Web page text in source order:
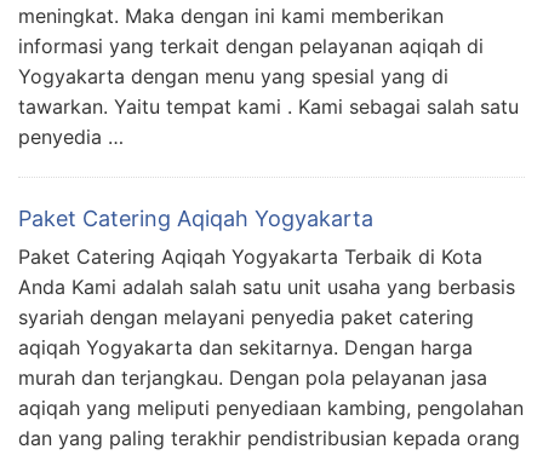
meningkat. Maka dengan ini kami memberikan
informasi yang terkait dengan pelayanan aqiqah di
Yogyakarta dengan menu yang spesial yang di
tawarkan. Yaitu tempat kami . Kami sebagai salah satu
penyedia …
Paket Catering Aqiqah Yogyakarta
Paket Catering Aqiqah Yogyakarta Terbaik di Kota
Anda Kami adalah salah satu unit usaha yang berbasis
syariah dengan melayani penyedia paket catering
aqiqah Yogyakarta dan sekitarnya. Dengan harga
murah dan terjangkau. Dengan pola pelayanan jasa
aqiqah yang meliputi penyediaan kambing, pengolahan
dan yang paling terakhir pendistribusian kepada orang